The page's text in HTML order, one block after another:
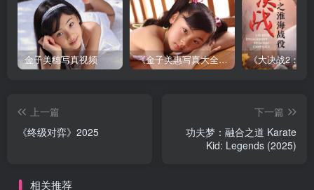
金子美穗写真视频 《金子美惠写真大全》第一卷
上一篇
《终级对弈》2025
下一篇
功夫梦：融合之道 Karate
Kid: Legends (2025)
相关推荐